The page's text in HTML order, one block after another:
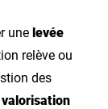
une levée
relève ou
des
valorisation